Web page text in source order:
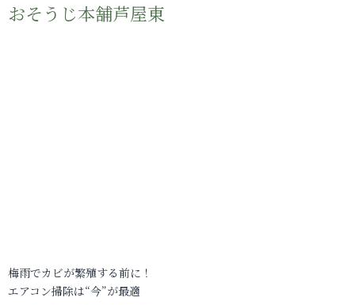
おそうじ本舗芦屋東
梅雨でカビが繁殖する前に！
エアコン掃除は“今”が最適